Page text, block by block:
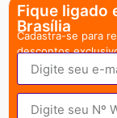
Fique ligado
Brasília
Cadastra-se para
descontos